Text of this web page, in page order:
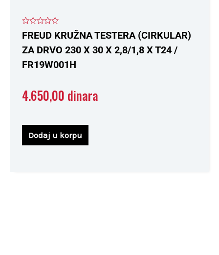
Ocenjeno
sa
0
od
FREUD KRUŽNA TESTERA (CIRKULAR)
ZA DRVO 230 X 30 X 2,8/1,8 X T24 /
FR19W001H
4.650,00 dinara
Dodaj u korpu